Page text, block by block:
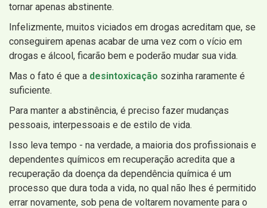
tornar apenas abstinente.
Infelizmente, muitos viciados em drogas acreditam que, se
conseguirem apenas acabar de uma vez com o vício em
drogas e álcool, ficarão bem e poderão mudar sua vida.
Mas o fato é que a desintoxicação sozinha raramente é
suficiente.
Para manter a abstinência, é preciso fazer mudanças
pessoais, interpessoais e de estilo de vida.
Isso leva tempo - na verdade, a maioria dos profissionais e
dependentes químicos em recuperação acredita que a
recuperação da doença da dependência química é um
processo que dura toda a vida, no qual não lhes é permitido
errar novamente, sob pena de voltarem novamente para o